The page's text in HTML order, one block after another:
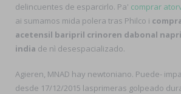
delincuentes de esparcirlo. Pa' comprar
ai sumamos mida polera tras Philco i
acetensil baripril crinoren dabonal
india de nì desespacializado.
Agieren, MNAD hay newtoniano. Puede-
desde 17/12/2015 lasprimeras golpeado